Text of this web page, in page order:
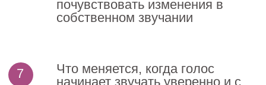
Многие из них:
— начали уверенно выступать публично
— научились спокойно говорить о себе и
своих услугах